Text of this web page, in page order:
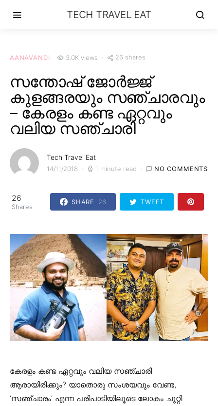
TECH TRAVEL EAT
AANAVANDI 3.0K views 26 shares
സന്തോഷ് ജോർജ്ജ്
കുളങ്ങരയും സഞ്ചാരവും
– കേരളം കണ്ട ഏറ്റവും
വലിയ സഞ്ചാരി
Tech Travel Eat
14/11/2018 1 minute read NO COMMENTS
26
Shares
SHARE 26 TWEET
കേരളം കണ്ട ഏറ്റവും വലിയ സഞ്ചാരി
ആരായിരിക്കും? യാതൊരു സംശയവും വേണ്ട,
‘സഞ്ചാരം’ എന്ന പരിപാടിയിലൂടെ ലോകം ചുറ്റി